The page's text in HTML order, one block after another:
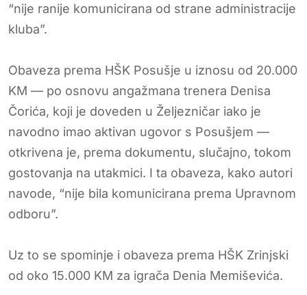
“nije ranije komunicirana od strane administracije
kluba”.
Obaveza prema HŠK Posušje u iznosu od 20.000
KM — po osnovu angažmana trenera Denisa
Čorića, koji je doveden u Željezničar iako je
navodno imao aktivan ugovor s Posušjem —
otkrivena je, prema dokumentu, slučajno, tokom
gostovanja na utakmici. I ta obaveza, kako autori
navode, “nije bila komunicirana prema Upravnom
odboru”.
Uz to se spominje i obaveza prema HŠK Zrinjski
od oko 15.000 KM za igrača Denia Memiševića.